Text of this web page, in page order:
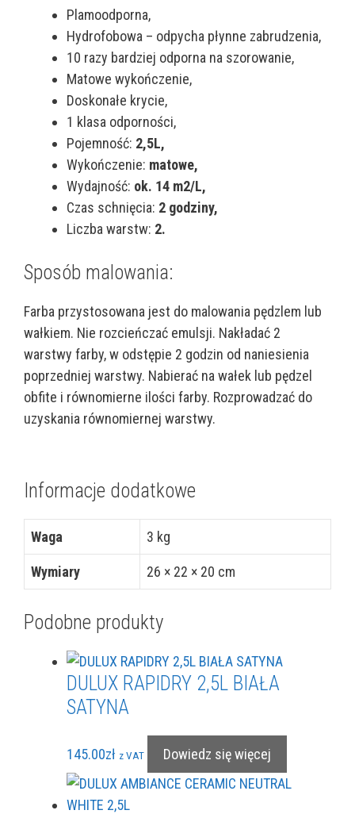
Plamoodporna,
Hydrofobowa – odpycha płynne zabrudzenia,
10 razy bardziej odporna na szorowanie,
Matowe wykończenie,
Doskonałe krycie,
1 klasa odporności,
Pojemność: 2,5L,
Wykończenie: matowe,
Wydajność: ok. 14 m2/L,
Czas schnięcia: 2 godziny,
Liczba warstw: 2.
Sposób malowania:
Farba przystosowana jest do malowania pędzlem lub
wałkiem. Nie rozcieńczać emulsji. Nakładać 2
warstwy farby, w odstępie 2 godzin od naniesienia
poprzedniej warstwy. Nabierać na wałek lub pędzel
obfite i równomierne ilości farby. Rozprowadzać do
uzyskania równomiernej warstwy.
Informacje dodatkowe
Waga 3 kg
Wymiary 26 × 22 × 20 cm
Podobne produkty
DULUX RAPIDRY 2,5L BIAŁA
SATYNA
145.00zł z VAT Dowiedz się więcej